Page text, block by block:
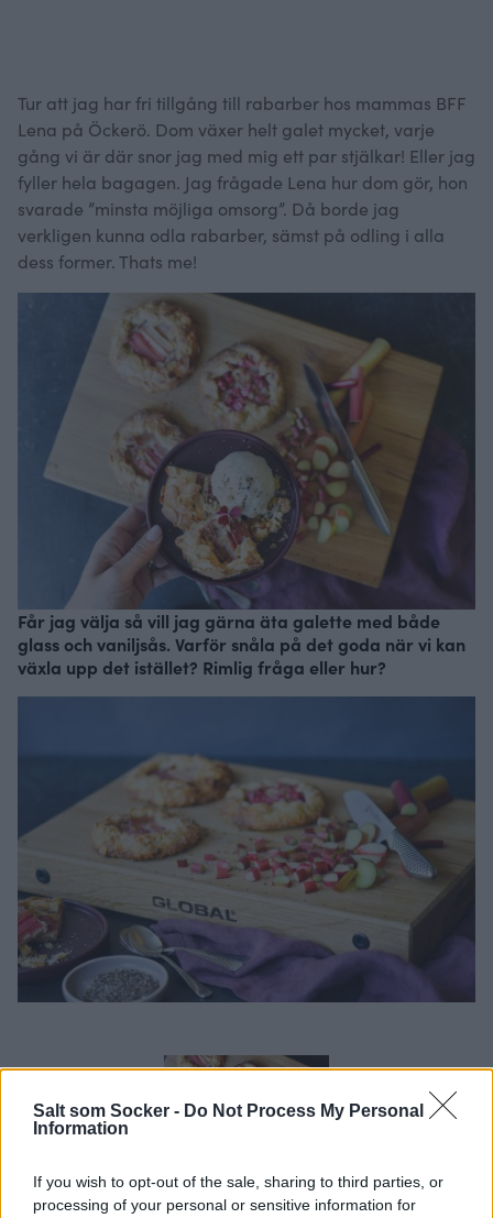
Salt som Socker - Do Not Process My Personal
Information
If you wish to opt-out of the sale, sharing to third parties, or
processing of your personal or sensitive information for
Tur att jag har fri tillgång till rabarber hos mammas BFF
Lena på Öckerö. Dom växer helt galet mycket, varje
gång vi är där snor jag med mig ett par stjälkar! Eller jag
fyller hela bagagen. Jag frågade Lena hur dom gör, hon
svarade ”minsta möjliga omsorg”. Då borde jag
verkligen kunna odla rabarber, sämst på odling i alla
dess former. Thats me!
Får jag välja så vill jag gärna äta galette med både
glass och vaniljsås. Varför snåla på det goda när vi kan
växla upp det istället? Rimlig fråga eller hur?